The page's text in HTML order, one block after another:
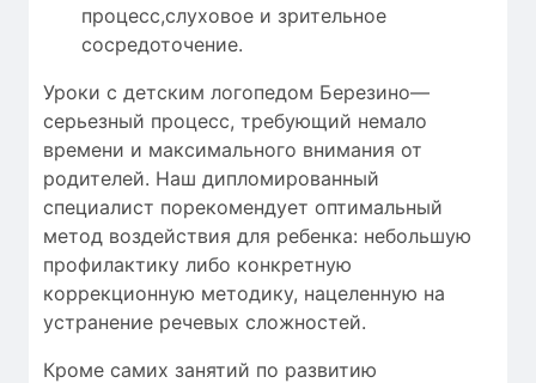
процесс,слуховое и зрительное
сосредоточение.
Уроки с детским логопедом Березино—
серьезный процесс, требующий немало
времени и максимального внимания от
родителей. Наш дипломированный
специалист порекомендует оптимальный
метод воздействия для ребенка: небольшую
профилактику либо конкретную
коррекционную методику, нацеленную на
устранение речевых сложностей.
Кроме самих занятий по развитию